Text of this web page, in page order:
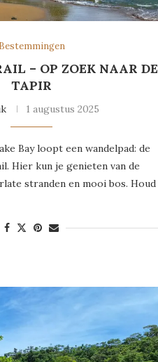
Bestemmingen
– OP ZOEK NAAR DE
TAPIR
1 augustus 2025
Bay loopt een wandelpad: de
Hier kun je genieten van de
stranden en mooi bos. Houd